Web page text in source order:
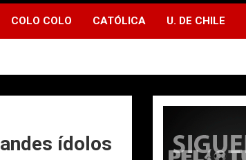
COLO COLO CATÓLICA U. DE CHILE
ídolos